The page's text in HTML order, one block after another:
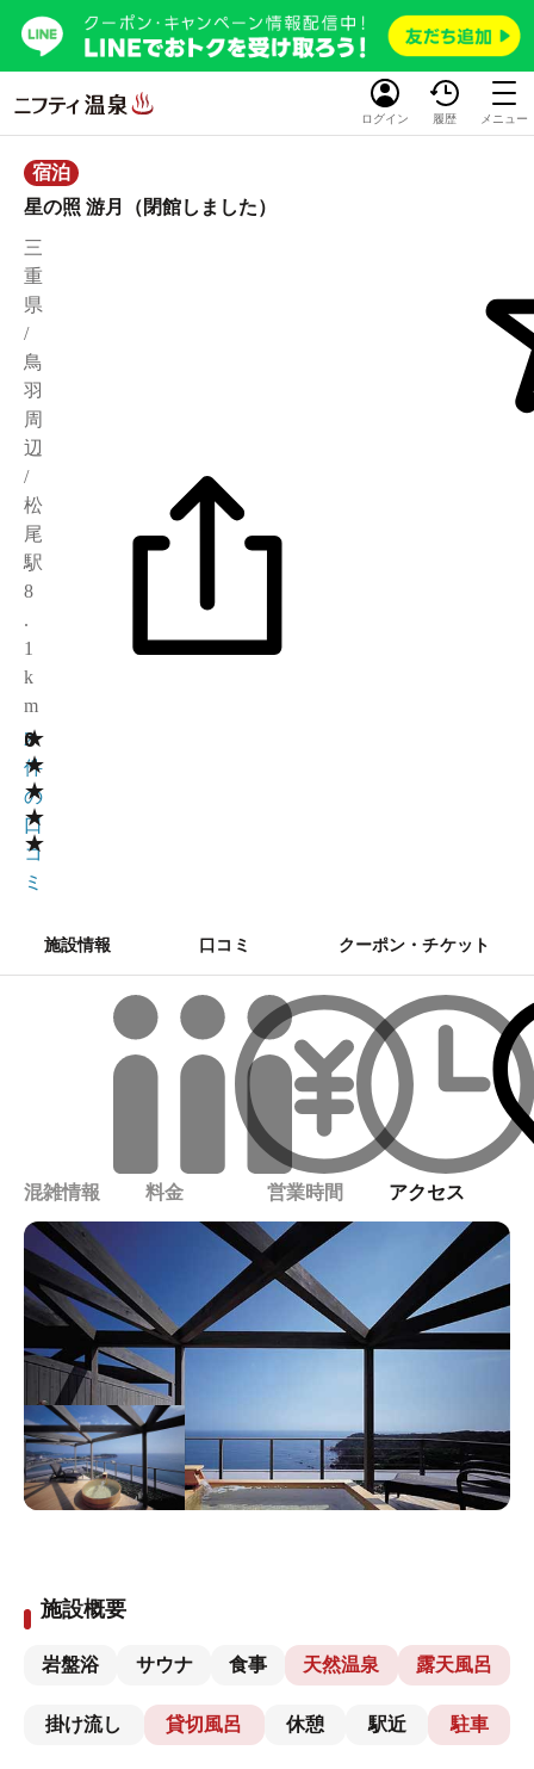
ログイン 履歴 メニュー
宿泊
星の照 游月（閉館しました）
三
重
県
/
鳥
羽
周
辺
/
松
尾
駅
8
.
1
k
m
★
★
★
★
★
0
2
件
の
口
コ
ミ
施設情報 口コミ クーポン・チケット
混雑情報 料金 営業時間 アクセス
施設概要
岩盤浴 サウナ 食事 天然温泉 露天風呂
掛け流し 貸切風呂 休憩 駅近 駐車